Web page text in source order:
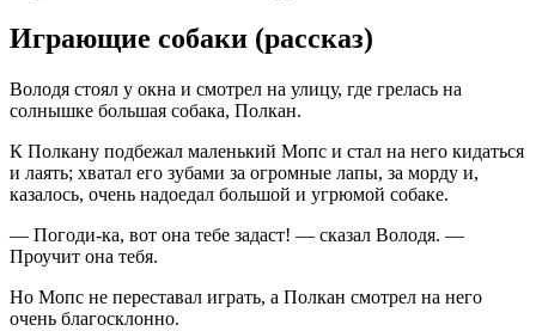
Играющие собаки (рассказ)
Володя стоял у окна и смотрел на улицу, где грелась на
солнышке большая собака, Полкан.
К Полкану подбежал маленький Мопс и стал на него кидаться
и лаять; хватал его зубами за огромные лапы, за морду и,
казалось, очень надоедал большой и угрюмой собаке.
— Погоди-ка, вот она тебе задаст! — сказал Володя. —
Проучит она тебя.
Но Мопс не переставал играть, а Полкан смотрел на него
очень благосклонно.